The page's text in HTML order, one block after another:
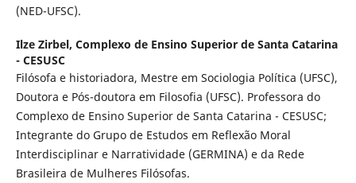
(NED-UFSC).
Ilze Zirbel, Complexo de Ensino Superior de Santa Catarina
- CESUSC
Filósofa e historiadora, Mestre em Sociologia Política (UFSC),
Doutora e Pós-doutora em Filosofia (UFSC). Professora do
Complexo de Ensino Superior de Santa Catarina - CESUSC;
Integrante do Grupo de Estudos em Reflexão Moral
Interdisciplinar e Narratividade (GERMINA) e da Rede
Brasileira de Mulheres Filósofas.